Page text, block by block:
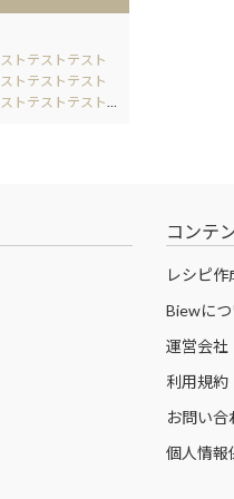
トテストテスト
トテストテスト
トテストテスト
コンテ
レシピ作
Biewにつ
運営会社
利用規約
お問い合
個人情報